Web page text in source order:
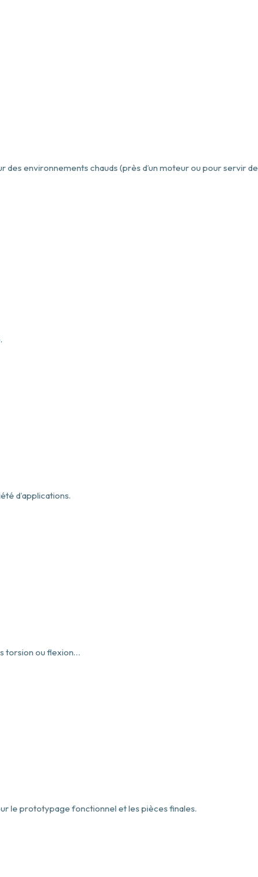
environnements chauds (près d’un moteur ou pour servir de
d’applications.
torsion ou flexion…
le prototypage fonctionnel et les pièces finales.